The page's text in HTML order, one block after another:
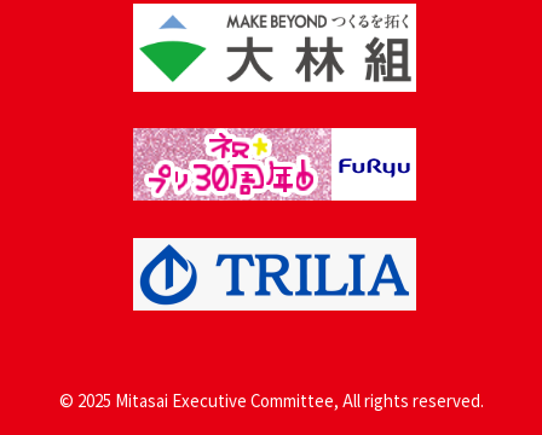
© 2025 Mitasai Executive Committee, All rights reserved.